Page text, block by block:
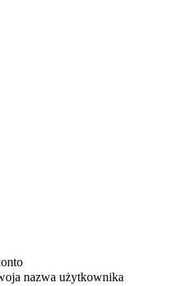
nazwa użytkownika